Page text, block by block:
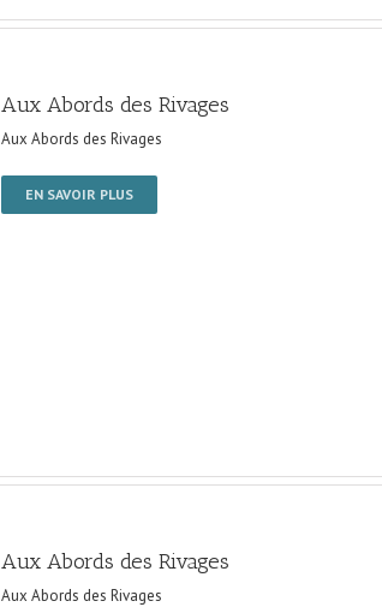
Aux Abords des Rivages
Aux Abords des Rivages
EN SAVOIR PLUS
Aux Abords des Rivages
Aux Abords des Rivages